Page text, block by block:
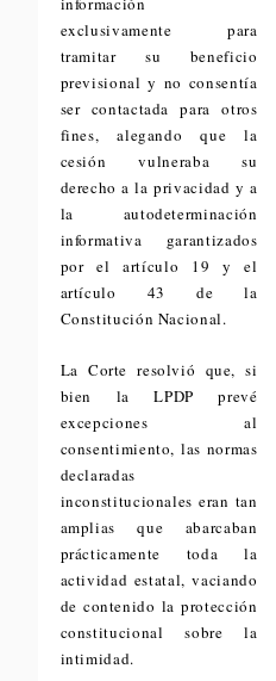
exclusivamente para
tramitar su beneficio
previsional y no consentía
ser contactada para otros
fines, alegando que la
cesión vulneraba su
derecho a la privacidad y a
la autodeterminación
informativa garantizados
por el artículo 19 y el
artículo 43 de la
Constitución Nacional.
La Corte resolvió que, si
bien la LPDP prevé
excepciones al
consentimiento, las normas
declaradas
inconstitucionales eran tan
amplias que abarcaban
prácticamente toda la
actividad estatal, vaciando
de contenido la protección
constitucional sobre la
intimidad.